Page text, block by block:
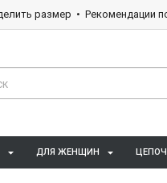
размер Рекомендации
ДЛЯ ЖЕНЩИН